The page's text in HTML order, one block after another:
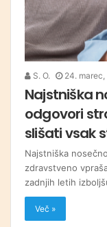
S. O. 24.
Najstniška
odgovori
slišati vsak
Najstniška
zdravstveno
zadnjih letih
Več »